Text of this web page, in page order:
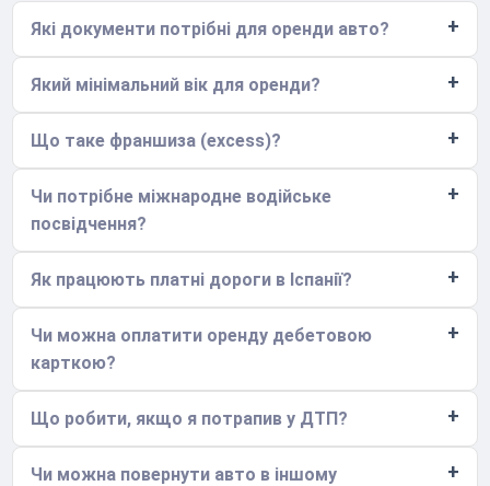
Які документи потрібні для оренди авто?
Який мінімальний вік для оренди?
Що таке франшиза (excess)?
Чи потрібне міжнародне водійське
посвідчення?
Як працюють платні дороги в Іспанії?
Чи можна оплатити оренду дебетовою
карткою?
Що робити, якщо я потрапив у ДТП?
Чи можна повернути авто в іншому